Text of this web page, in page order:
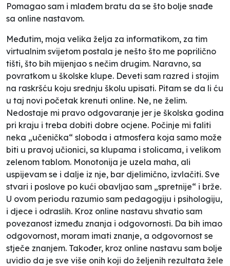
Pomagao sam i mlađem bratu da se što bolje snađe
sa online nastavom.
Međutim, moja velika želja za informatikom, za tim
virtualnim svijetom postala je nešto što me poprilično
tišti, što bih mijenjao s nečim drugim. Naravno, sa
povratkom u školske klupe. Deveti sam razred i stojim
na raskršću koju srednju školu upisati. Pitam se da li ću
u taj novi početak krenuti online. Ne, ne želim.
Nedostaje mi pravo odgovaranje jer je školska godina
pri kraju i treba dobiti dobre ocjene. Počinje mi faliti
neka „učenička“ sloboda i atmosfera koja samo može
biti u pravoj učionici, sa klupama i stolicama, i velikom
zelenom tablom. Monotonija je uzela maha, ali
uspijevam se i dalje iz nje, bar djelimično, izvlačiti. Sve
stvari i poslove po kući obavljao sam „spretnije“ i brže.
U ovom periodu razumio sam pedagogiju i psihologiju,
i djece i odraslih. Kroz online nastavu shvatio sam
povezanost između znanja i odgovornosti. Da bih imao
odgovornost, moram imati znanje, a odgovornost se
stječe znanjem. Također, kroz online nastavu sam bolje
uvidio da je sve više onih koji do željenih rezultata žele